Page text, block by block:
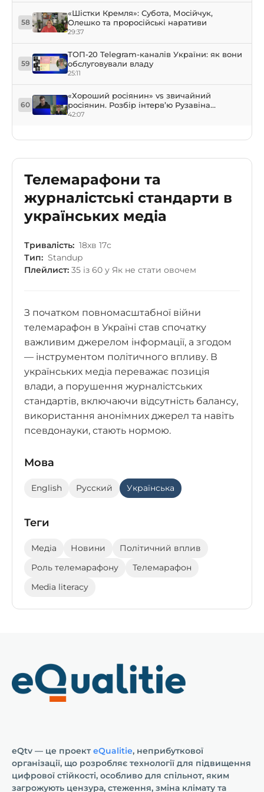
Телемарафони та
журналістські стандарти в
українських медіа
Тривалість: 18хв 17с
Тип: Standup
Плейлист: 35 із 60 у Як не стати овочем
З початком повномасштабної війни
телемарафон в Україні став спочатку
важливим джерелом інформації, а згодом
— інструментом політичного впливу. В
українських медіа переважає позиція
влади, а порушення журналістських
стандартів, включаючи відсутність балансу,
використання анонімних джерел та навіть
псевдонауки, стають нормою.
Мова
English Русский Українська
Теги
Медіа Новини
Політичний вплив
Роль телемарафону
Телемарафон
Media literacy
58
«Шістки Кремля»: Субота, Мосійчук,
Олешко та проросійські наративи
29:37
59
ТОП-20 Telegram-каналів України: як вони
обслуговували владу
25:11
60
«Хороший росіянин» vs звичайний
росіянин. Розбір інтерв’ю Рузавіна
Гордеєвій
42:07
eQtv — це проект eQualitie, неприбуткової
організації, що розробляє технології для підвищення
цифрової стійкості, особливо для спільнот, яким
загрожують цензура, стеження, зміна клімату та